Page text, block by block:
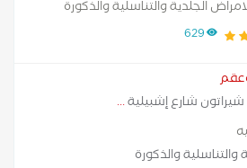
الجلدية والتناسلية والذكورة
629
شارع إشبيلية...
والذكورة